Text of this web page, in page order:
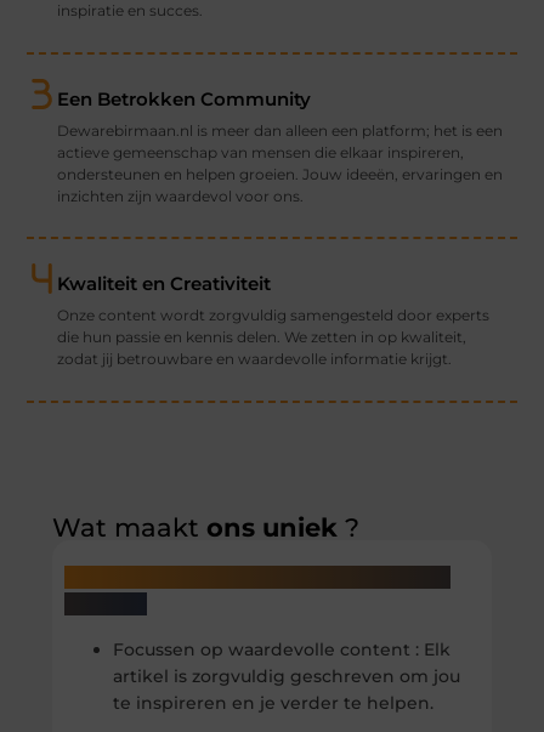
inspiratie en succes.
Een Betrokken Community
Dewarebirmaan.nl is meer dan alleen een platform; het is een
actieve gemeenschap van mensen die elkaar inspireren,
ondersteunen en helpen groeien. Jouw ideeën, ervaringen en
inzichten zijn waardevol voor ons.
Kwaliteit en Creativiteit
Onze content wordt zorgvuldig samengesteld door experts
die hun passie en kennis delen. We zetten in op kwaliteit,
zodat jij betrouwbare en waardevolle informatie krijgt.
Wat maakt ons uniek ?
Focussen op waardevolle content : Elk
artikel is zorgvuldig geschreven om jou
te inspireren en je verder te helpen.